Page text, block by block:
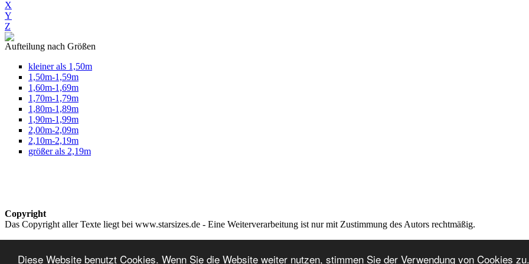
Diese Website benutzt Cookies. Wenn Sie die Website weiter nutzen, stimmen Sie der Verwendung von Cookies zu.
X
Y
Z
Aufteilung nach Größen
kleiner als 1,50m
1,50m-1,59m
1,60m-1,69m
1,70m-1,79m
1,80m-1,89m
1,90m-1,99m
2,00m-2,09m
2,10m-2,19m
größer als 2,19m
Copyright
Das Copyright aller Texte liegt bei www.starsizes.de - Eine Weiterverarbeitung ist nur mit Zustimmung des Autors rechtmäßig.